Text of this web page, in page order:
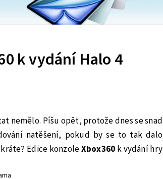
k vydání Halo 4
nemělo. Píšu opět, protože dnes se snad
natěšení, pokud by se to tak dalo
Edice konzoleXbox360 k vydání hry